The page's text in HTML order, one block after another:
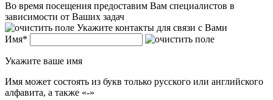
Во время посещения предоставим Вам специалистов в
зависимости от Ваших задач
Укажите контакты для связи с Вами
Имя*
Укажите ваше имя
Имя может состоять из букв только русского или английского
алфавита, а также «-»